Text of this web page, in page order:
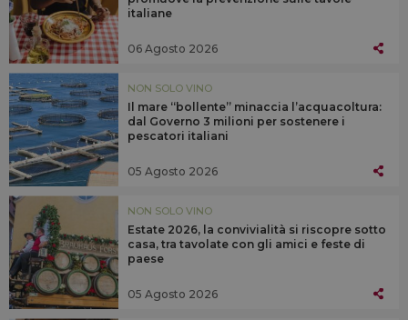
italiane
06 Agosto 2026
NON SOLO VINO
Il mare “bollente” minaccia l’acquacoltura:
dal Governo 3 milioni per sostenere i
pescatori italiani
05 Agosto 2026
NON SOLO VINO
Estate 2026, la convivialità si riscopre sotto
casa, tra tavolate con gli amici e feste di
paese
05 Agosto 2026